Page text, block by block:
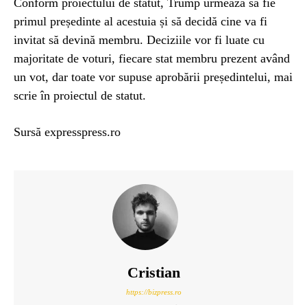
Conform proiectului de statut, Trump urmează să fie
primul președinte al acestuia și să decidă cine va fi
invitat să devină membru. Deciziile vor fi luate cu
majoritate de voturi, fiecare stat membru prezent având
un vot, dar toate vor supuse aprobării președintelui, mai
scrie în proiectul de statut.
Sursă expresspress.ro
Cristian
https://bizpress.ro